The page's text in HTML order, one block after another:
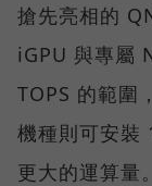
搶先亮相的
iGPU 與專屬
TOPS 的範圍
機種則可安裝
更大的運算量。